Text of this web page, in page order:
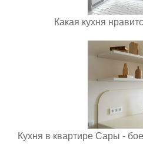
Какая кухня
Кухня в квартире Сары -